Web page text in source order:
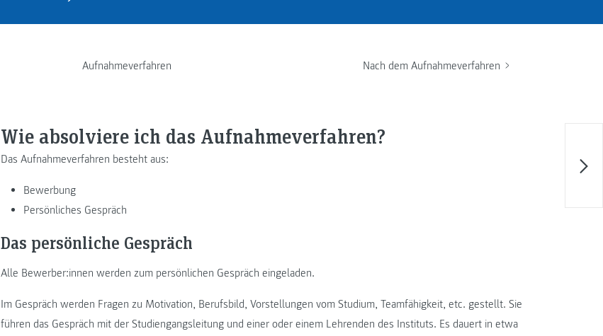
Aufnahmeverfahren Nach dem Aufnahmeverfahren
Wie absolviere ich das Aufnahmeverfahren?
Das Aufnahmeverfahren besteht aus:
Bewerbung
Persönliches Gespräch
Das persönliche Gespräch
Alle Bewerber:innen werden zum persönlichen Gespräch eingeladen.
Im Gespräch werden Fragen zu Motivation, Berufsbild, Vorstellungen vom Studium, Teamfähigkeit, etc. gestellt. Sie
führen das Gespräch mit der Studiengangsleitung und einer oder einem Lehrenden des Instituts. Es dauert in etwa